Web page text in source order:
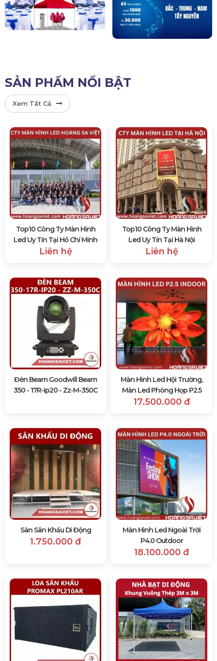
SẢN PHẨM NỔI BẬT
Xem Tất Cả
Top10 Công Ty Màn Hình
Led Uy Tín Tại Hồ Chí Minh
Liên hệ
Top10 Công Ty Màn Hình
Led Uy Tín Tại Hà Nội
Liên hệ
Đèn Beam Goodwill Beam
350 - 17R-Ip20 - Zz-M-350C
Màn Hình Led Hội Trường,
Màn Led Phòng Họp P2.5
17.500.000 đ
Sàn Sân Khấu Di Động
1.750.000 đ
Màn Hình Led Ngoài Trời
P4.0 Outdoor
18.100.000 đ